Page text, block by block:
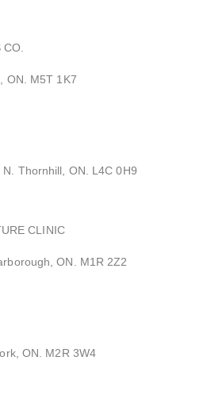
ON. M5T 1K7
Thornhill, ON. L4C 0H9
CLINIC
ON. M1R 2Z2
ON. M2R 3W4